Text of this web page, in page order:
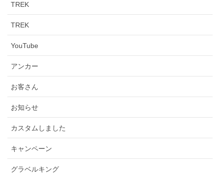
TREK
TREK
YouTube
アンカー
お客さん
お知らせ
カスタムしました
キャンペーン
グラベルキング